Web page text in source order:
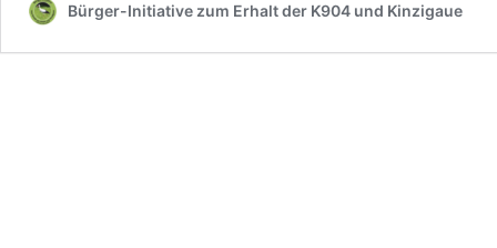
Bürger-Initiative zum Erhalt der K904 und Kinzigaue